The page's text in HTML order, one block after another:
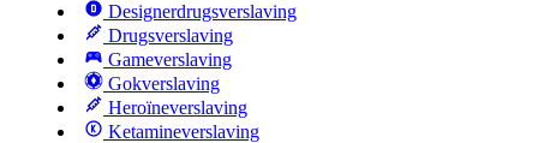
Designerdrugsverslaving
Drugsverslaving
Gameverslaving
Gokverslaving
Heroïneverslaving
Ketamineverslaving